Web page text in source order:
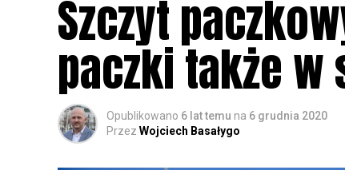
Szczyt
paczki także w
Opublikowano 6 lat temu na 6 grudnia 2020
Przez Wojciech Basałygo